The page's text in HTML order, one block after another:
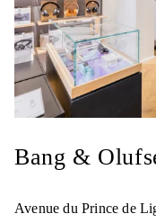
Bang &
Avenue du Prince de